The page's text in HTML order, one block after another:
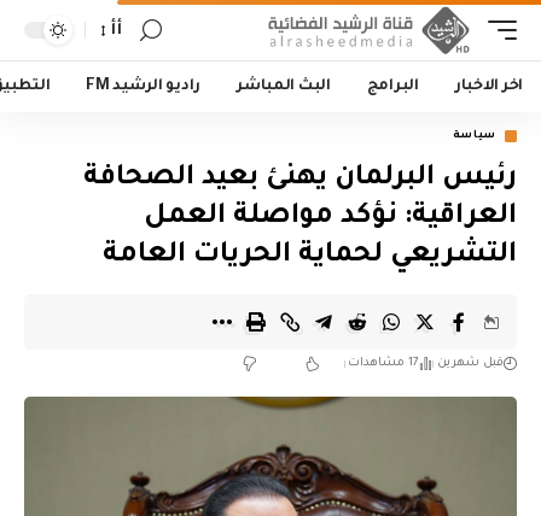
أأ
اخر الاخبار البرامج البث المباشر راديو الرشيد FM
سياسة
رئيس البرلمان يهنئ بعيد الصحافة
العراقية: نؤكد مواصلة العمل
التشريعي لحماية الحريات العامة
قبل شهرين 17 مشاهدات